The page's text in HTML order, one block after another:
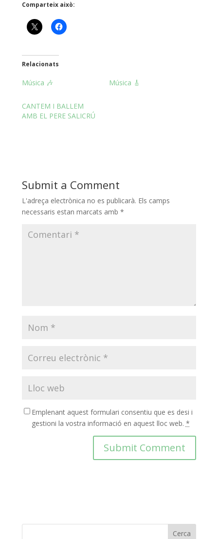
Comparteix això:
Relacionats
Música 🎶 Música 🎸
CANTEM I BALLEM
AMB EL PERE SALICRÚ
Submit a Comment
L'adreça electrònica no es publicarà. Els camps
necessaris estan marcats amb *
Emplenant aquest formulari consentiu que es desi i
gestioni la vostra informació en aquest lloc web. *